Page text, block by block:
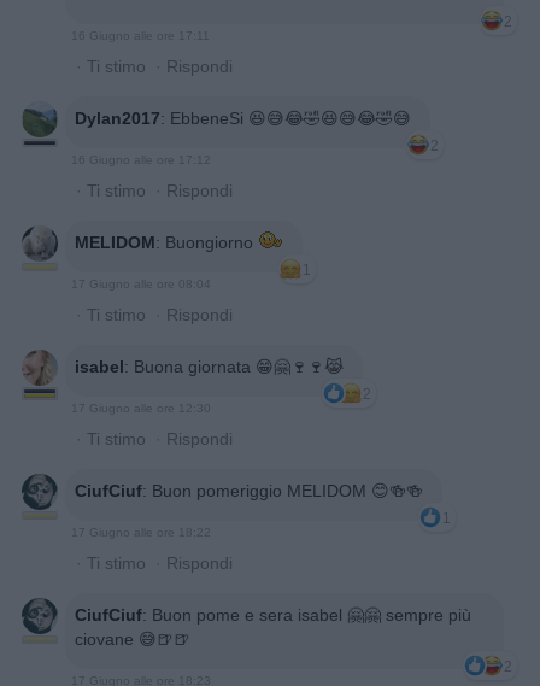
2
16 Giugno alle ore 17:11
· Ti stimo · Rispondi
Dylan2017: EbbeneSi 😆😅😂🤣😆😅😂🤣😅
2
16 Giugno alle ore 17:12
· Ti stimo · Rispondi
MELIDOM: Buongiorno
1
17 Giugno alle ore 08:04
· Ti stimo · Rispondi
isabel: Buona giornata 😁🤗🍷🍷😹
2
17 Giugno alle ore 12:30
· Ti stimo · Rispondi
CiufCiuf: Buon pomeriggio MELIDOM 😊🍻🍻
1
17 Giugno alle ore 18:22
· Ti stimo · Rispondi
CiufCiuf: Buon pome e sera isabel 🤗🤗 sempre più
ciovane 😅🍺🍺
2
17 Giugno alle ore 18:23